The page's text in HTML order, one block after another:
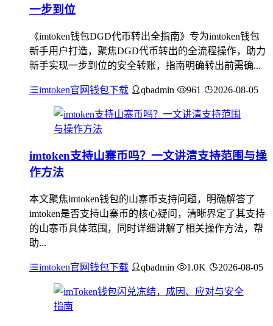
一步到位
《imtoken钱包DGD代币转出全指南》专为imtoken钱包
新手用户打造，聚焦DGD代币转出的全流程操作，助力
新手实现一步到位的安全转账，指南明确转出前需确...
imtoken官网钱包下载 qbadmin 961 2026-08-05
imtoken支持山寨币吗？一文讲清支持范围与操
作方法
本文聚焦imtoken钱包的山寨币支持问题，明确解答了
imtoken是否支持山寨币的核心疑问，清晰界定了其支持
的山寨币具体范围，同时详细讲解了相关操作方法，帮
助...
imtoken官网钱包下载 qbadmin 1.0K 2026-08-05